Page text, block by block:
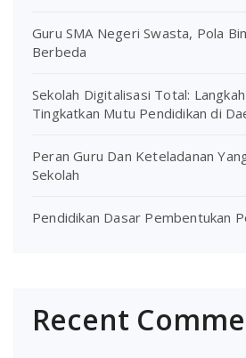
Guru SMA Negeri Swasta, Pola
Berbeda
Sekolah Digitalisasi Total:
Tingkatkan Mutu Pendidikan di
Peran Guru Dan Keteladanan
Sekolah
Pendidikan Dasar Pembentukan
Recent